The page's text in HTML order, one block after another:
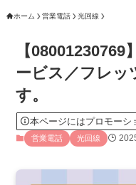
ホーム 営業電話 光回線
【
ービス／フレッ
す。
本ページにはプロモーシ
営業電話 光回線